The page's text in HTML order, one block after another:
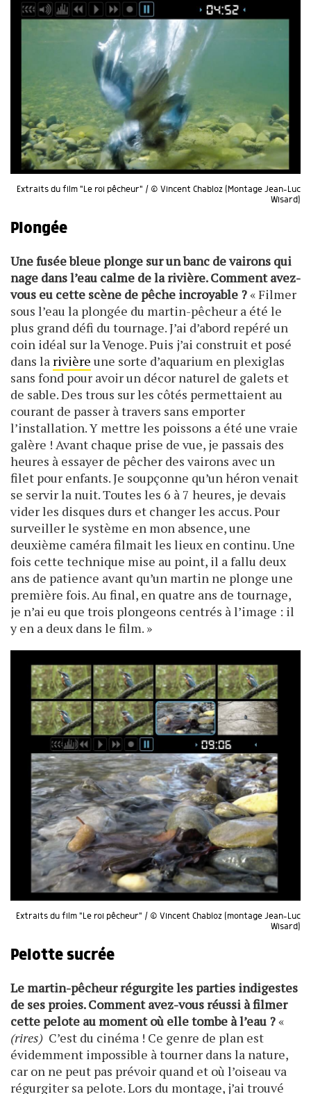
Extraits du film "Le roi pêcheur" / © Vincent Chabloz (Montage Jean-Luc
Wisard)
Plongée
Une fusée bleue plonge sur un banc de vairons qui
nage dans l’eau calme de la rivière. Comment avez-
vous eu cette scène de pêche incroyable ?« Filmer
sous l’eau la plongée du martin-pêcheur a été le
plus grand défi du tournage. J’ai d’abord repéré un
coin idéal sur la Venoge. Puis j’ai construit et posé
dans la rivière une sorte d’aquarium en plexiglas
sans fond pour avoir un décor naturel de galets et
de sable. Des trous sur les côtés permettaient au
courant de passer à travers sans emporter
l’installation. Y mettre les poissons a été une vraie
galère ! Avant chaque prise de vue, je passais des
heures à essayer de pêcher des vairons avec un
filet pour enfants. Je soupçonne qu’un héron venait
se servir la nuit. Toutes les 6 à 7 heures, je devais
vider les disques durs et changer les accus. Pour
surveiller le système en mon absence, une
deuxième caméra filmait les lieux en continu. Une
fois cette technique mise au point, il a fallu deux
ans de patience avant qu’un martin ne plonge une
première fois. Au final, en quatre ans de tournage,
je n’ai eu que trois plongeons centrés à l’image : il
y en a deux dans le film. »
Extraits du film "Le roi pêcheur" / © Vincent Chabloz (montage Jean-Luc
Wisard)
Pelotte sucrée
Le martin-pêcheur régurgite les parties indigestes
de ses proies. Comment avez-vous réussi à filmer
cette pelote au moment où elle tombe à l’eau ?«
(rires) C’est du cinéma ! Ce genre de plan est
évidemment impossible à tourner dans la nature,
car on ne peut pas prévoir quand et où l’oiseau va
régurgiter sa pelote. Lors du montage, j’ai trouvé